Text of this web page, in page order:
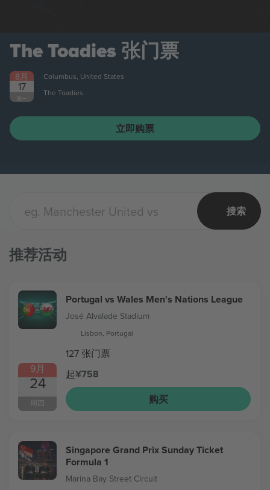
The Toadies 张门票
8月
17
周一
Columbus, United States
The Toadies
立即购票
搜索
推荐活动
9月
24
周四
Portugal vs Wales Men's Nations League
José Alvalade Stadium
Lisbon, Portugal
127 张门票
起¥758
购买
Singapore Grand Prix Sunday Ticket
Formula 1
Marina Bay Street Circuit